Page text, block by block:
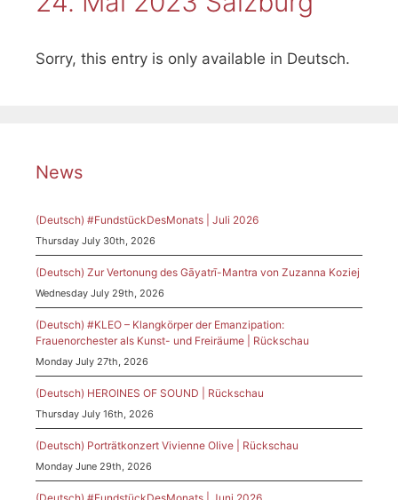
Sorry, this entry is only available in Deutsch.
News
(Deutsch) #FundstückDesMonats | Juli 2026
Thursday July 30th, 2026
(Deutsch) Zur Vertonung des Gāyatrī-Mantra von Zuzanna Koziej
Wednesday July 29th, 2026
(Deutsch) #KLEO – Klangkörper der Emanzipation:
Frauenorchester als Kunst- und Freiräume | Rückschau
Monday July 27th, 2026
(Deutsch) HEROINES OF SOUND | Rückschau
Thursday July 16th, 2026
(Deutsch) Porträtkonzert Vivienne Olive | Rückschau
Monday June 29th, 2026